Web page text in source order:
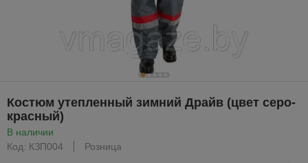
Костюм утепленный зимний Драйв (цвет серо-
красный)
В наличии
Код: КЗП004
Розница